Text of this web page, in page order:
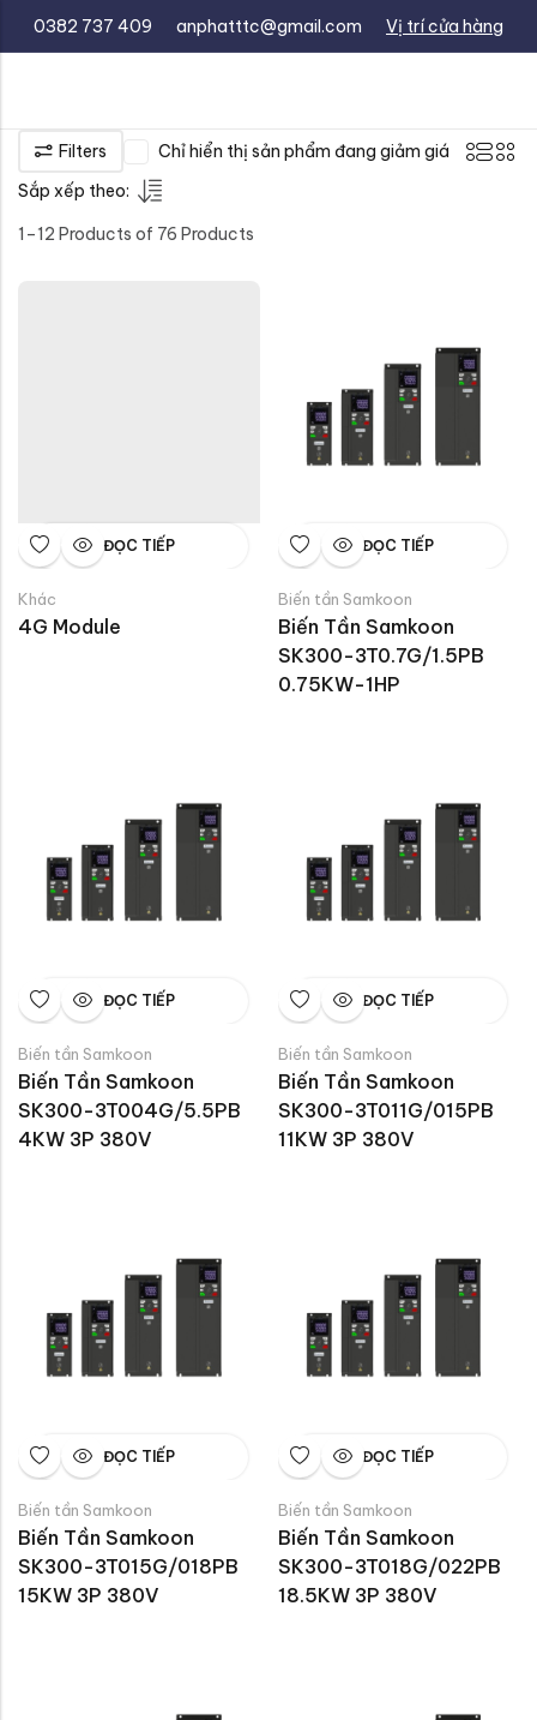
0382 737 409 anphatttc@gmail.com Vị trí cửa hàng
Filters
Chỉ hiển thị sản phẩm đang giảm giá
Sắp xếp theo:
1–12 Products of 76 Products
ĐỌC TIẾP
Khác
4G Module
ĐỌC TIẾP
Biến tần Samkoon
Biến Tần Samkoon
SK300-3T0.7G/1.5PB
0.75KW-1HP
ĐỌC TIẾP
Biến tần Samkoon
Biến Tần Samkoon
SK300-3T004G/5.5PB
4KW 3P 380V
ĐỌC TIẾP
Biến tần Samkoon
Biến Tần Samkoon
SK300-3T011G/015PB
11KW 3P 380V
ĐỌC TIẾP
Biến tần Samkoon
Biến Tần Samkoon
SK300-3T015G/018PB
15KW 3P 380V
ĐỌC TIẾP
Biến tần Samkoon
Biến Tần Samkoon
SK300-3T018G/022PB
18.5KW 3P 380V